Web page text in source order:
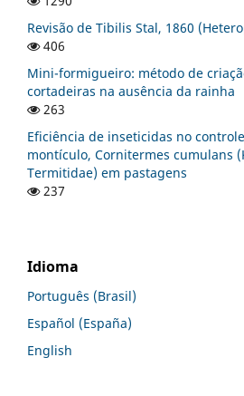
Revisão de Tibilis Stal, 1860
406
Mini-formigueiro: método de
cortadeiras na ausência da rainha
263
Eficiência de inseticidas no
montículo, Cornitermes cumulans
Termitidae) em pastagens
237
Idioma
Português (Brasil)
Español (España)
English